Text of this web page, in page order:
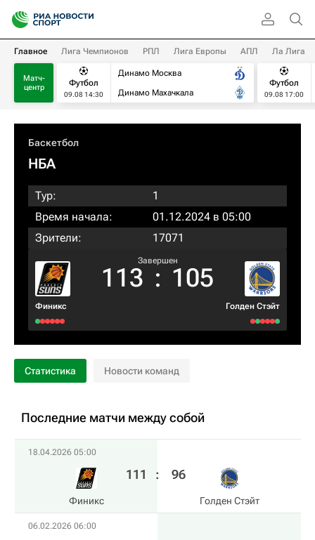
Главное Лига Чемпионов РПЛ Лига Европы АПЛ Ла Лига
Матч-
центр
Футбол
09.08 14:30
Динамо Москва
Динамо Махачкала
Футбол
09.08 17:00
Баскетбол
НБА
Тур:
1
Время начала:
01.12.2024 в 05:00
Зрители:
17071
Финикс
Завершен
113 : 105
Голден Стэйт
Статистика Новости команд
Последние матчи между собой
18.04.2026 05:00
Финикс
111 : 96
Голден Стэйт
06.02.2026 06:00